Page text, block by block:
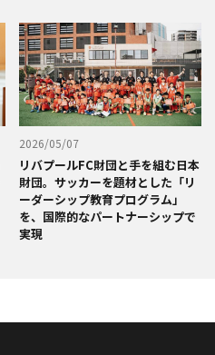
2026/05/07
リバプールFC財団と手を組む日本
財団。サッカーを題材とした「リ
ーダーシップ教育プログラム」
を、国際的なパートナーシップで
実現